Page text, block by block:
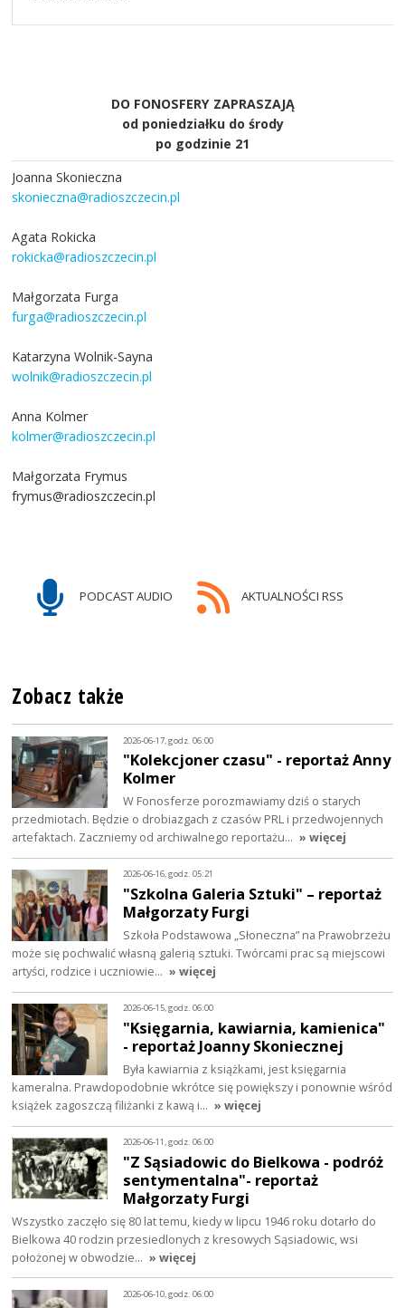
DO FONOSFERY ZAPRASZAJĄ
od poniedziałku do środy
po godzinie 21
Joanna Skonieczna
skonieczna@radioszczecin.pl
Agata Rokicka
rokicka@radioszczecin.pl
Małgorzata Furga
furga@radioszczecin.pl
Katarzyna Wolnik-Sayna
wolnik@radioszczecin.pl
Anna Kolmer
kolmer@radioszczecin.pl
Małgorzata Frymus
frymus@radioszczecin.pl
PODCAST AUDIO AKTUALNOŚCI RSS
Zobacz także
2026-06-17, godz. 06:00
"Kolekcjoner czasu" - reportaż Anny
Kolmer
W Fonosferze porozmawiamy dziś o starych
przedmiotach. Będzie o drobiazgach z czasów PRL i przedwojennych
artefaktach. Zaczniemy od archiwalnego reportażu… » więcej
2026-06-16, godz. 05:21
"Szkolna Galeria Sztuki" – reportaż
Małgorzaty Furgi
Szkoła Podstawowa „Słoneczna” na Prawobrzeżu
może się pochwalić własną galerią sztuki. Twórcami prac są miejscowi
artyści, rodzice i uczniowie… » więcej
2026-06-15, godz. 06:00
"Księgarnia, kawiarnia, kamienica"
- reportaż Joanny Skoniecznej
Była kawiarnia z książkami, jest księgarnia
kameralna. Prawdopodobnie wkrótce się powiększy i ponownie wśród
książek zagoszczą filiżanki z kawą i… » więcej
2026-06-11, godz. 06:00
"Z Sąsiadowic do Bielkowa - podróż
sentymentalna"- reportaż
Małgorzaty Furgi
Wszystko zaczęło się 80 lat temu, kiedy w lipcu 1946 roku dotarło do
Bielkowa 40 rodzin przesiedlonych z kresowych Sąsiadowic, wsi
położonej w obwodzie… » więcej
2026-06-10, godz. 06:00